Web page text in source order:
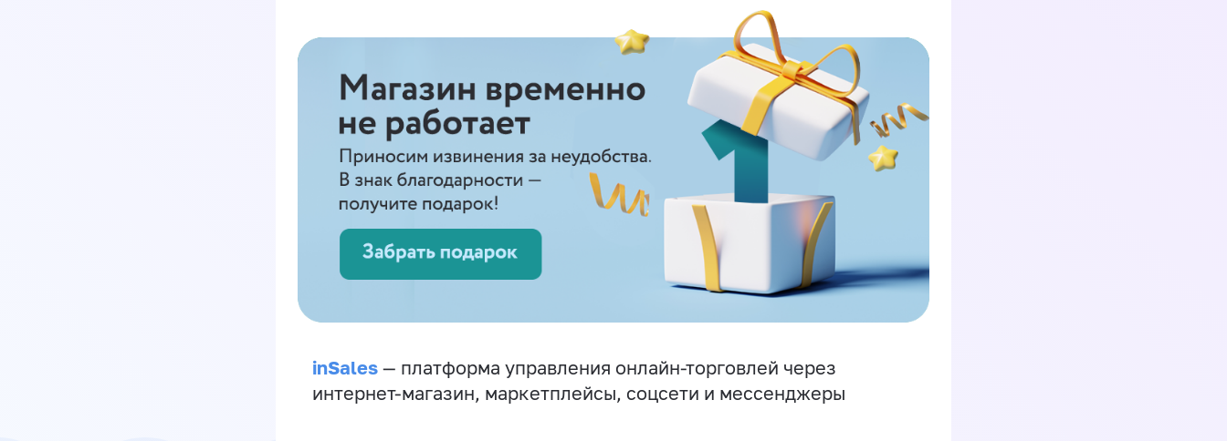
inSales — платформа управления онлайн-торговлей через
интернет-магазин, маркетплейсы, соцсети и мессенджеры